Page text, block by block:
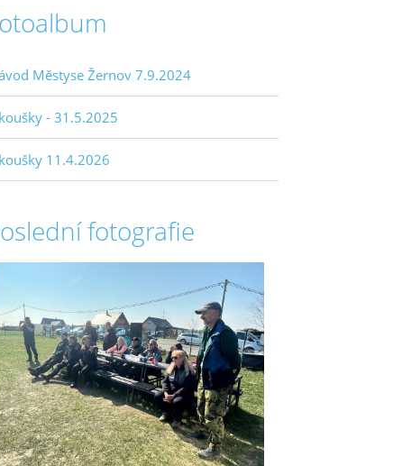
Městyse Žernov 7.9.2024
- 31.5.2025
11.4.2026
fotografie